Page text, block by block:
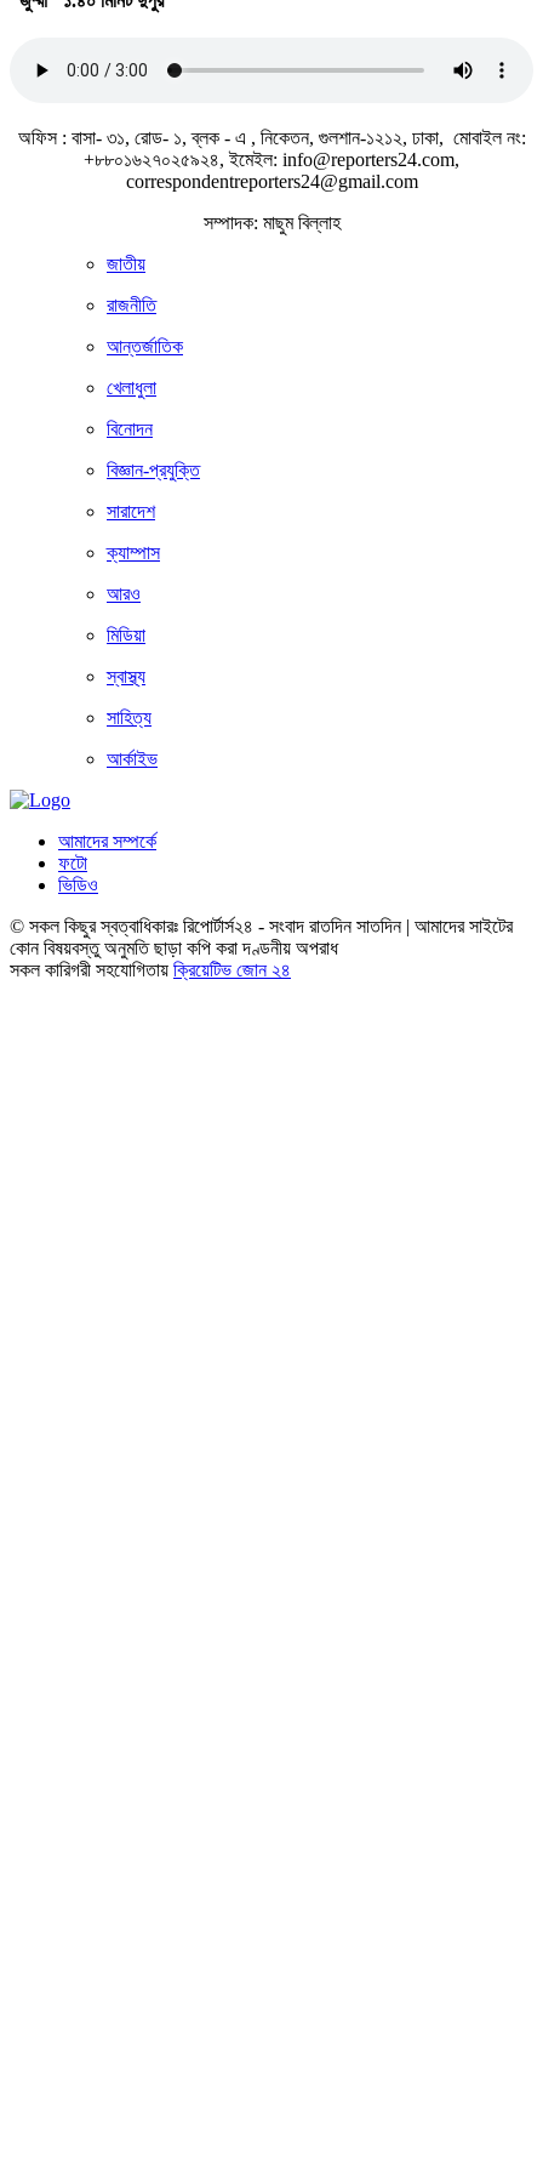
অফিস : বাসা- ৩১, রোড- ১, ব্লক - এ , নিকেতন, গুলশান-১২১২, ঢাকা, মোবাইল নং:
+৮৮০১৬২৭০২৫৯২৪, ইমেইল: info@reporters24.com,
correspondentreporters24@gmail.com
সম্পাদক: মাছুম বিল্লাহ
জাতীয়
রাজনীতি
আন্তর্জাতিক
খেলাধুলা
বিনোদন
বিজ্ঞান-প্রযুক্তি
সারাদেশ
ক্যাম্পাস
আরও
মিডিয়া
স্বাস্থ্য
সাহিত্য
আর্কাইভ
আমাদের সম্পর্কে
ফটো
ভিডিও
© সকল কিছুর স্বত্বাধিকারঃ রিপোর্টার্স২৪ - সংবাদ রাতদিন সাতদিন | আমাদের সাইটের
কোন বিষয়বস্তু অনুমতি ছাড়া কপি করা দণ্ডনীয় অপরাধ
সকল কারিগরী সহযোগিতায় ক্রিয়েটিভ জোন ২৪